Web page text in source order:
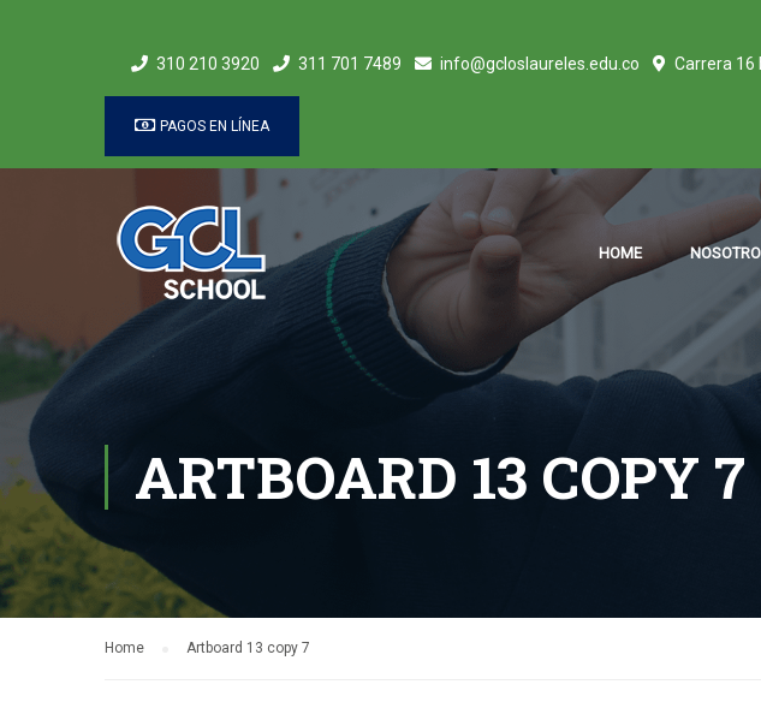
310 210 3920 311 701 7489 info@gcloslaureles.edu.co Carrera 16
PAGOS EN LÍNEA
HOME
ARTBOARD 13 COPY 7
Home Artboard 13 copy 7